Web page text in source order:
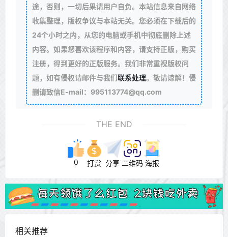
途，否则，一切后果请用户自负。本站信息来自网络
收集整理，版权争议与本站无关。您必须在下载后的
24个小时之内，从您的电脑或手机中彻底删除上述
内容。如果您喜欢该程序和内容，请支持正版，购买
注册，得到更好的正版服务。我们非常重视版权问
题，如有侵权请邮件与我们联系处理。敬请谅解！侵
删请致信E-mail：995113774@qq.com
THE END
0 打赏 分享 二维码 海报
相关推荐